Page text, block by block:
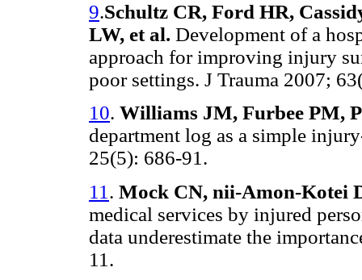
9.Schultz CR, Ford HR,
LW, et al. Development of a
approach for improving injury
poor settings. J Trauma 2007;
10. Williams JM, Furbee PM,
department log as a simple
25(5): 686-91.
11 . Mock CN, nii-Amon-Kotei
medical services by injured
data underestimate the
11.